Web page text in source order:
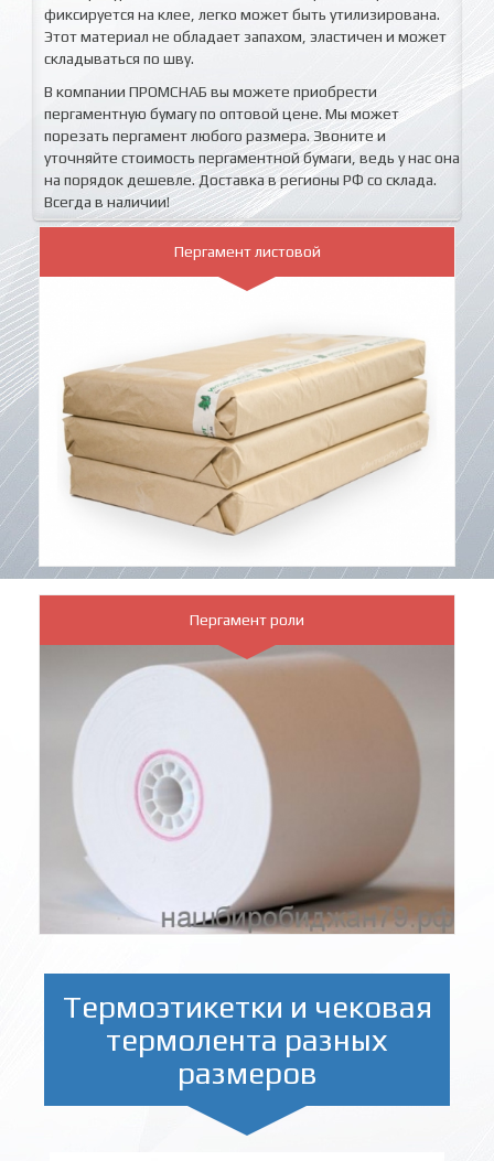
фиксируется на клее, легко может быть утилизирована.
Этот материал не обладает запахом, эластичен и может
складываться по шву.
В компании ПРОМСНАБ вы можете приобрести
пергаментную бумагу по оптовой цене. Мы может
порезать пергамент любого размера. Звоните и
уточняйте стоимость пергаментной бумаги, ведь у нас она
на порядок дешевле. Доставка в регионы РФ со склада.
Всегда в наличии!
Пергамент листовой
Пергамент роли
Термоэтикетки и чековая
термолента разных
размеров